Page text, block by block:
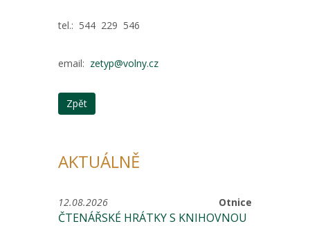
tel.: 544 229 546
email: zetyp@volny.cz
Zpět
AKTUÁLNĚ
Otnice
12.08.2026
ČTENÁŘSKÉ HRÁTKY S KNIHOVNOU